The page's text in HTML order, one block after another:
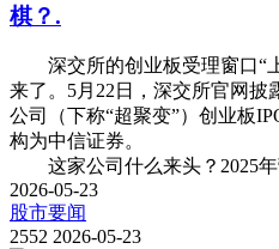
棋？.
深交所的创业板受理窗口“
来了。5月22日，深交所官网披
公司（下称“超聚变”）创业板
构为中信证券。
这家公司什么来头？2025年
2026-05-23
股市要闻
2552 2026-05-23